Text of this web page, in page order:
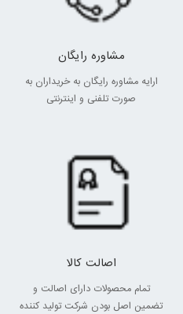
مشاوره رایگان
ارایه مشاوره رایگان به خریداران به
صورت تلفنی و اینترنتی
اصالت کالا
تمام محصولات دارای اصالت و
تضمین اصل بودن شرکت تولید کننده